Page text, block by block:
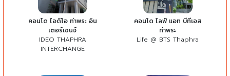
คอนโด ไอดิโอ ท่าพระ อิน
เตอร์เชนจ์
IDEO THAPHRA
INTERCHANGE
คอนโด ไลฟ์ แอท บีทีเอส
ท่าพระ
Life @ BTS Thaphra